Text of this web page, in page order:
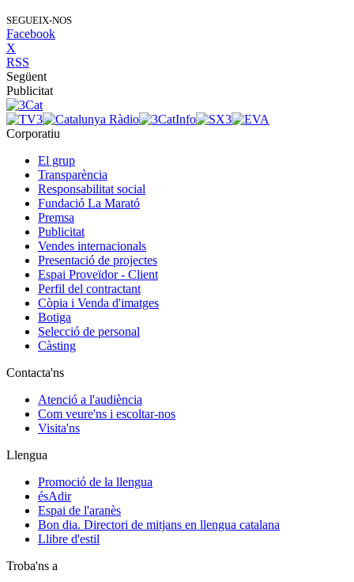
SEGUEIX-NOS
Facebook
X
RSS
Següent
Publicitat
Corporatiu
El grup
Transparència
Responsabilitat social
Fundació La Marató
Premsa
Publicitat
Vendes internacionals
Presentació de projectes
Espai Proveïdor - Client
Perfil del contractant
Còpia i Venda d'imatges
Botiga
Selecció de personal
Càsting
Contacta'ns
Atenció a l'audiència
Com veure'ns i escoltar-nos
Visita'ns
Llengua
Promoció de la llengua
ésAdir
Espai de l'aranès
Bon dia. Directori de mitjans en llengua catalana
Llibre d'estil
Troba'ns a